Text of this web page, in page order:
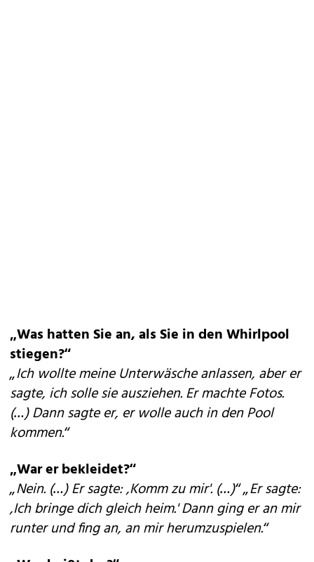
„Was hatten Sie an, als Sie in den Whirlpool
stiegen?“
„Ich wollte meine Unterwäsche anlassen, aber er
sagte, ich solle sie ausziehen. Er machte Fotos.
(…) Dann sagte er, er wolle auch in den Pool
kommen.“
„War er bekleidet?“
„Nein. (…) Er sagte: ,Komm zu mir'. (…)“ „Er sagte:
,Ich bringe dich gleich heim.' Dann ging er an mir
runter und fing an, an mir herumzuspielen.“